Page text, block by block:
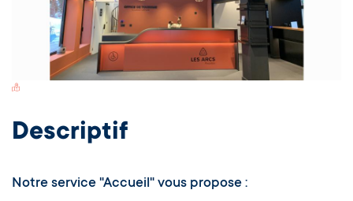
Switch Carte/Photos
Descriptif
Notre service "Accueil" vous propose :